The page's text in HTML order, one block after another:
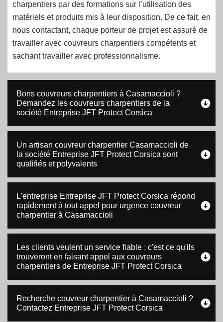
charpentiers par des formations sur l’utilisation des
matériels et produits mis à leur disposition. De ce fait, en
nous contactant, chaque porteur de projet est assuré de
travailler avec couvreurs charpentiers compétents et
sachant travailler avec professionnalisme.
Bons couvreurs charpentiers à Casamaccioli ?
Demandez les couvreurs charpentiers de la
société Entreprise JFT Protect Corsica
Un artisan couvreur charpentier Casamaccioli de
la société Entreprise JFT Protect Corsica sont
qualifiés et polyvalents
L’entreprise Entreprise JFT Protect Corsica répond
rapidement à tout appel pour urgence couvreur
charpentier à Casamaccioli
Les clients veulent un service fiable ; c'est ce qu'ils
trouveront en faisant appel aux couvreurs
charpentiers de Entreprise JFT Protect Corsica
Recherche couvreur charpentier à Casamaccioli ?
Contactez Entreprise JFT Protect Corsica